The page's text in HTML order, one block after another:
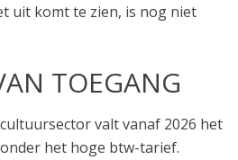
uit komt te zien, is nog niet
TOEGANG
valt vanaf 2026 het
het hoge btw-tarief.